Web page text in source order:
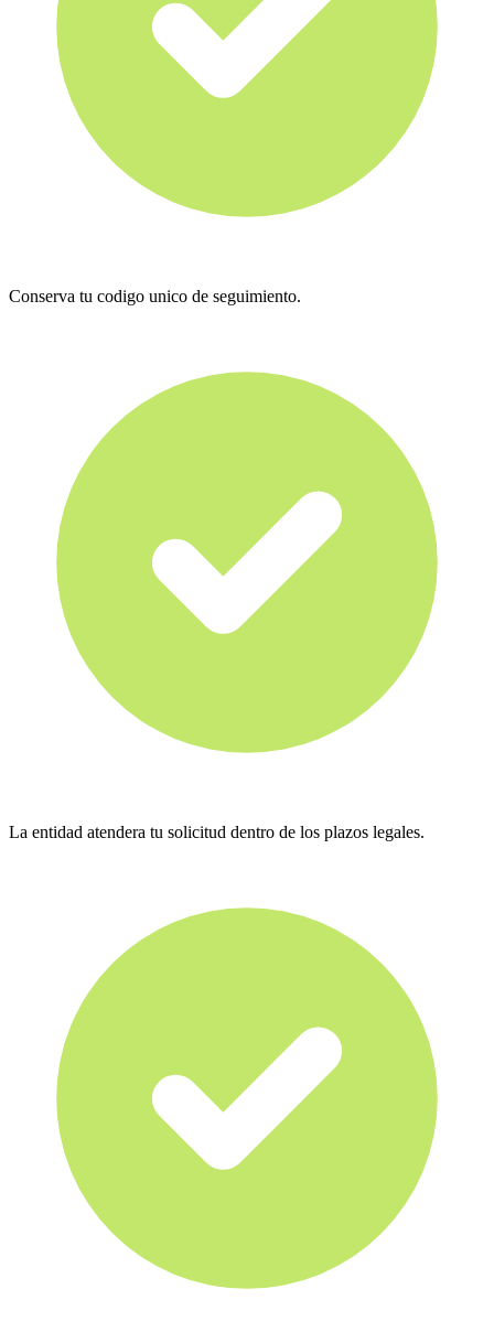
Conserva tu codigo unico de seguimiento.
La entidad atendera tu solicitud dentro de los plazos legales.